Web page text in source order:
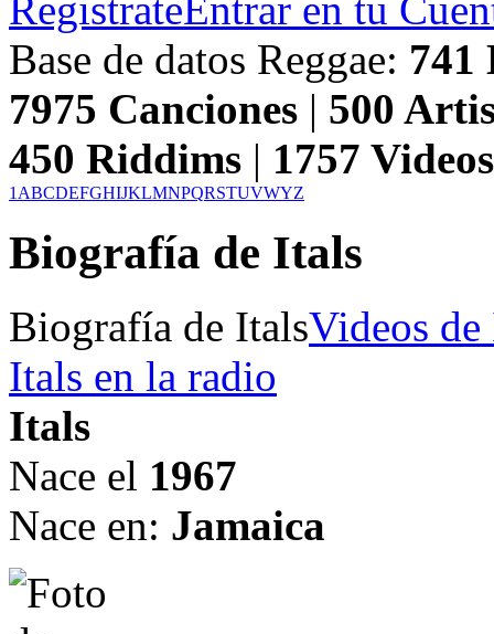
Base de datos Reggae: 741
7975 Canciones | 500
450 Riddims | 1757
1 ABCDEFGHIJKLMNPQRSTUVWYZ
Biografía de Itals
Biografía de ItalsVideos de
Itals en la radio
Itals
Nace el 1967
Nace en: Jamaica